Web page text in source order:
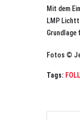
Mit dem
LMP
Grundlage
Fotos ©
Tags: